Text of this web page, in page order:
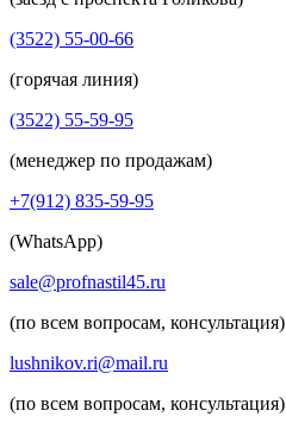
(3522) 55-00-66
(горячая линия)
(3522) 55-59-95
(менеджер по продажам)
+7(912) 835-59-95
(WhatsApp)
sale@profnastil45.ru
(по всем вопросам, консультация)
lushnikov.ri@mail.ru
(по всем вопросам, консультация)